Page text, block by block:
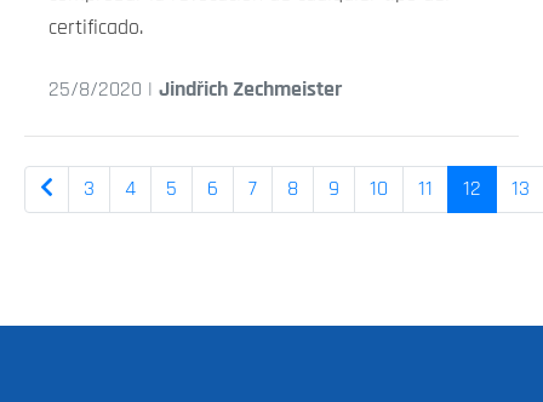
certificado.
25/8/2020 | Jindřich Zechmeister
3 4 5 6 7 8 9 10 11 12 13